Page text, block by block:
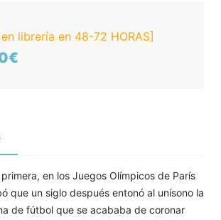
librería en 48-72 HORAS]
en los Juegos Olímpicos de París
que un siglo después entonó al unísono la
de fútbol que se acababa de coronar